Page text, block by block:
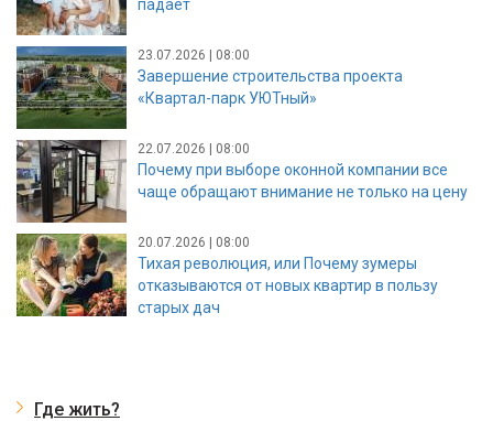
падает
23.07.2026 | 08:00
Завершение строительства проекта
«Квартал-парк УЮТный»
22.07.2026 | 08:00
Почему при выборе оконной компании все
чаще обращают внимание не только на цену
20.07.2026 | 08:00
Тихая революция, или Почему зумеры
отказываются от новых квартир в пользу
старых дач
Где жить?